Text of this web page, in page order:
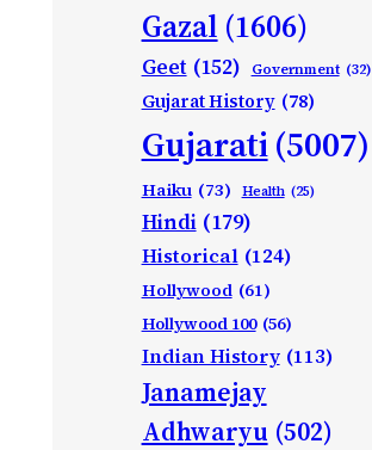
Gazal (1606)
Geet (152) Government (32)
Gujarat History (78)
Gujarati(5007)
Haiku (73) Health (25)
Hindi (179)
Historical (124)
Hollywood (61)
Hollywood 100 (56)
Indian History (113)
Janamejay
Adhwaryu (502)